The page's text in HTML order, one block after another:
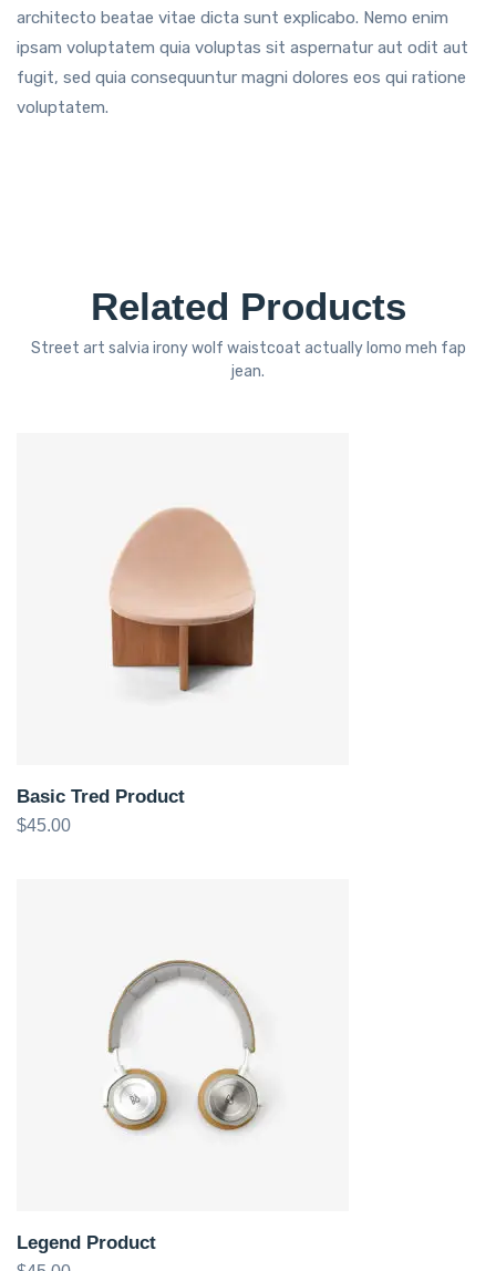
architecto beatae vitae dicta sunt explicabo. Nemo enim
ipsam voluptatem quia voluptas sit aspernatur aut odit aut
fugit, sed quia consequuntur magni dolores eos qui ratione
voluptatem.
Related Products
Street art salvia irony wolf waistcoat actually lomo meh fap
jean.
Basic Tred Product
$45.00
Legend Product